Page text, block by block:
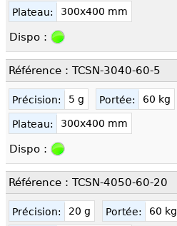
Plateau: 300x400 mm
Dispo :
Référence : TCSN-3040-60-5
Précision: 5 g Portée: 60 kg
Plateau: 300x400 mm
Dispo :
Référence : TCSN-4050-60-20
Précision: 20 g Portée: 60 kg